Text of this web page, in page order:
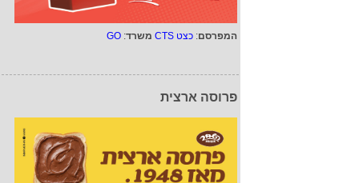
המפרסם: כצט CTS משרד:
GO
פרוסה ארצית